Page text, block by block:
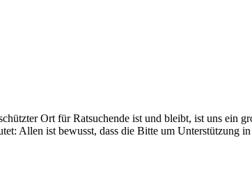
Ort für Ratsuchende ist und bleibt, ist uns ein
Allen ist bewusst, dass die Bitte um Unterstützung